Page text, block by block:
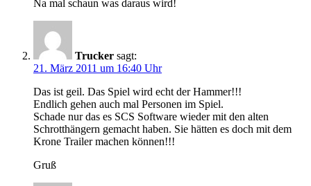
Na mal schaun was daraus wird!
Trucker sagt:
21. März 2011 um 16:40 Uhr
Das ist geil. Das Spiel wird echt der Hammer!!!
Endlich gehen auch mal Personen im Spiel.
Schade nur das es SCS Software wieder mit den alten
Schrotthängern gemacht haben. Sie hätten es doch mit dem
Krone Trailer machen können!!!
Gruß